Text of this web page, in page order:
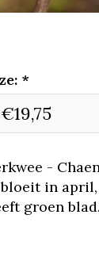
*
-
in
groen blad.